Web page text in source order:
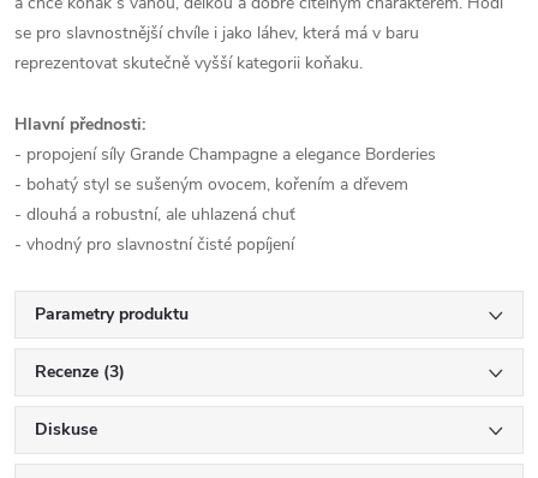
se pro slavnostnější chvíle i jako láhev, která má v baru
reprezentovat skutečně vyšší kategorii koňaku.
Hlavní přednosti:
- propojení síly Grande Champagne a elegance Borderies
- bohatý styl se sušeným ovocem, kořením a dřevem
- dlouhá a robustní, ale uhlazená chuť
- vhodný pro slavnostní čisté popíjení
Parametry produktu
Recenze (3)
Diskuse